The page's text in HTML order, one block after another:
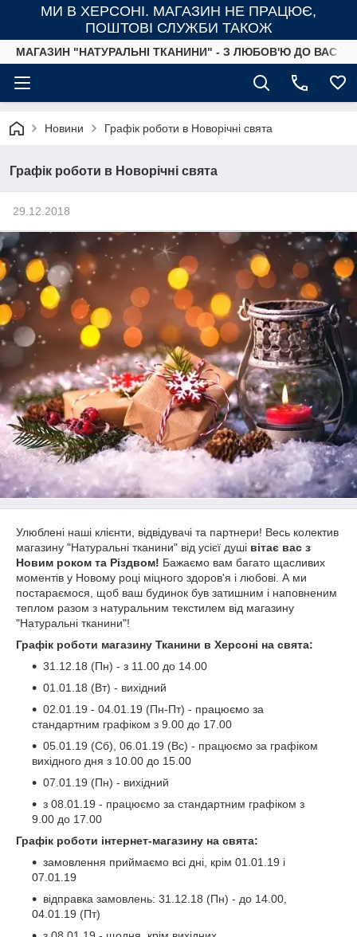
МИ В ХЕРСОНІ. МАГАЗИН НЕ ПРАЦЮЄ,
ПОШТОВІ СЛУЖБИ ТАКОЖ
МАГАЗИН "НАТУРАЛЬНІ ТКАНИНИ" - З ЛЮБОВ'Ю ДО ВАС
Новини Графік роботи в Новорічні свята
Графік роботи в Новорічні свята
29.12.2018
Улюблені наші клієнти, відвідувачі та партнери! Весь колектив
магазину "Натуральні тканини" від усієї душі вітає вас з
Новим роком та Різдвом! Бажаємо вам багато щасливих
моментів у Новому році міцного здоров'я і любові. А ми
постараємося, щоб ваш будинок був затишним і наповненим
теплом разом з натуральним текстилем від магазину
"Натуральні тканини"!
Графік роботи магазину Тканини в Херсоні на свята:
31.12.18 (Пн) - з 11.00 до 14.00
01.01.18 (Вт) - вихідний
02.01.19 - 04.01.19 (Пн-Пт) - працюємо за
стандартним графіком з 9.00 до 17.00
05.01.19 (Сб), 06.01.19 (Вс) - працюємо за графіком
вихідного дня з 10.00 до 15.00
07.01.19 (Пн) - вихідний
з 08.01.19 - працюємо за стандартним графіком з
9.00 до 17.00
Графік роботи інтернет-магазину на свята:
замовлення приймаємо всі дні, крім 01.01.19 і
07.01.19
відправка замовлень: 31.12.18 (Пн) - до 14.00,
04.01.19 (Пт)